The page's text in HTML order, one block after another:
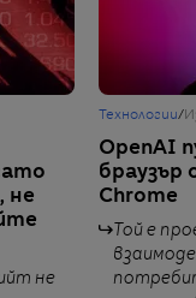
не
не
Технологии/
OpenAI
браузър
Chrome
Той е